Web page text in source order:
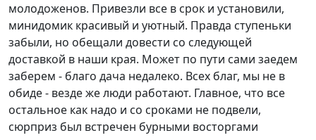
молодоженов. Привезли все в срок и установили,
минидомик красивый и уютный. Правда ступеньки
забыли, но обещали довести со следующей
доставкой в наши края. Может по пути сами заедем
заберем - благо дача недалеко. Всех благ, мы не в
обиде - везде же люди работают. Главное, что все
остальное как надо и со сроками не подвели,
сюрприз был встречен бурными восторгами